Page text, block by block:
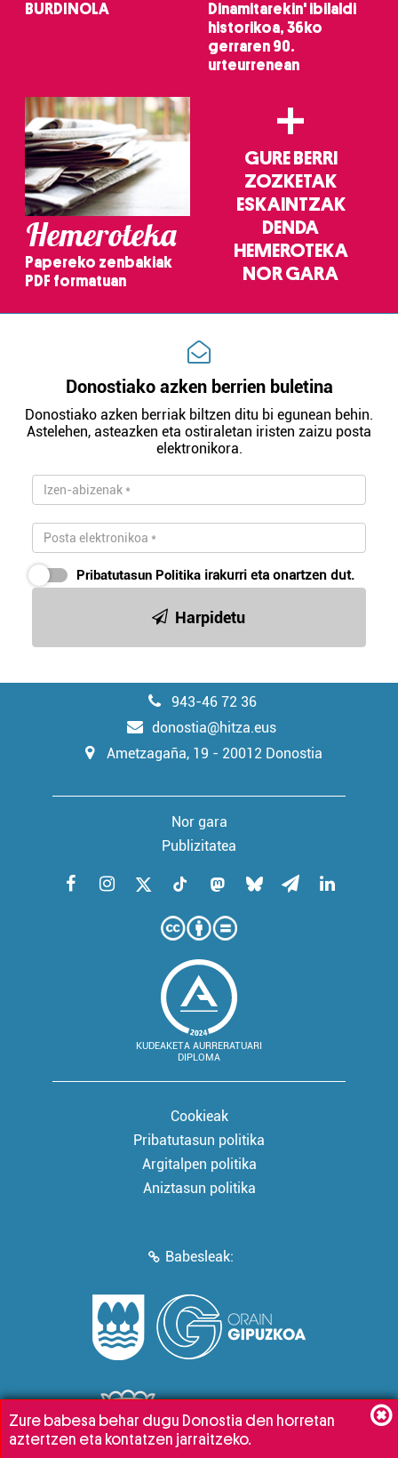
BURDINOLA
Dinamitarekin' ibilaldi
historikoa, 36ko
gerraren 90.
urteurrenean
Hemeroteka
Papereko zenbakiak
PDF formatuan
+
GURE BERRI
ZOZKETAK
ESKAINTZAK
DENDA
HEMEROTEKA
NOR GARA
Donostiako azken berrien buletina
Donostiako azken berriak biltzen ditu bi egunean behin.
Astelehen, asteazken eta ostiraletan iristen zaizu posta
elektronikora.
Pribatutasun Politika irakurri eta onartzen dut.
Harpidetu
943-46 72 36
donostia@hitza.eus
Ametzagaña, 19 - 20012 Donostia
Nor gara
Publizitatea
KUDEAKETA AURRERATUARI
DIPLOMA
Cookieak
Pribatutasun politika
Argitalpen politika
Aniztasun politika
Babesleak:
Zure babesa behar dugu Donostia den horretan
aztertzen eta kontatzen jarraitzeko.